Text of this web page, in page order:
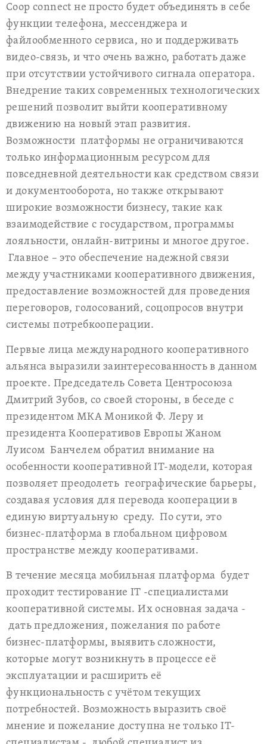
Coop connect не просто будет объединять в себе
функции телефона, мессенджера и
файлообменного сервиса, но и поддерживать
видео-связь, и что очень важно, работать даже
при отсутствии устойчивого сигнала оператора.
Внедрение таких современных технологических
решений позволит выйти кооперативному
движению на новый этап развития.
Возможности платформы не ограничиваются
только информационным ресурсом для
повседневной деятельности как средством связи
и документооборота, но также открывают
широкие возможности бизнесу, такие как
взаимодействие с государством, программы
лояльности, онлайн-витрины и многое другое.
Главное – это обеспечение надежной связи
между участниками кооперативного движения,
предоставление возможностейдля проведения
переговоров, голосований, соцопросов внутри
системы потребкооперации.
Первые лица международного кооперативного
альянса выразили заинтересованность в данном
проекте. Председатель Совета Центросоюза
Дмитрий Зубов, со своей стороны, в беседе с
президентом МКА Моникой Ф. Леру и
президента Кооперативов Европы Жаном
ЛуисомБанчелем обратил внимание на
особенности кооперативнойIT-модели, которая
позволяет преодолеть географические барьеры,
создавая условия для перевода кооперации в
единую виртуальную среду. По сути, это
бизнес-платформа в глобальном цифровом
пространстве между кооперативами.
В течение месяца мобильная платформа будет
проходит тестирование IT -специалистами
кооперативной системы. Их основная задача -
дать предложения, пожелания по работе
бизнес-платформы, выявить сложности,
которые могут возникнуть в процессе её
эксплуатации и расширить её
функциональность с учётом текущих
потребностей. Возможность выразить своё
мнение и пожелание доступна не толькоIТ-